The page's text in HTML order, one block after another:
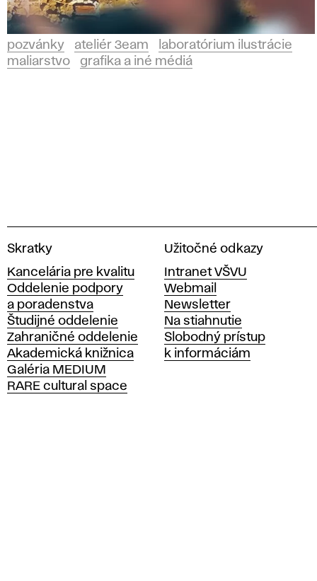
pozvánky ateliér 3eam
laboratórium ilustrácie
maliarstvo
grafika a iné médiá
V
s
o
k
á
š
k
o
l
Skratky
Kancelária pre kvalitu
Oddelenie podpory
a poradenstva
Študijné oddelenie
Zahraničné oddelenie
Akademická knižnica
Galéria MEDIUM
RARE cultural space
Užitočné odkazy
Intranet VŠVU
Webmail
Newsletter
Na stiahnutie
Slobodný prístup
k informáciám